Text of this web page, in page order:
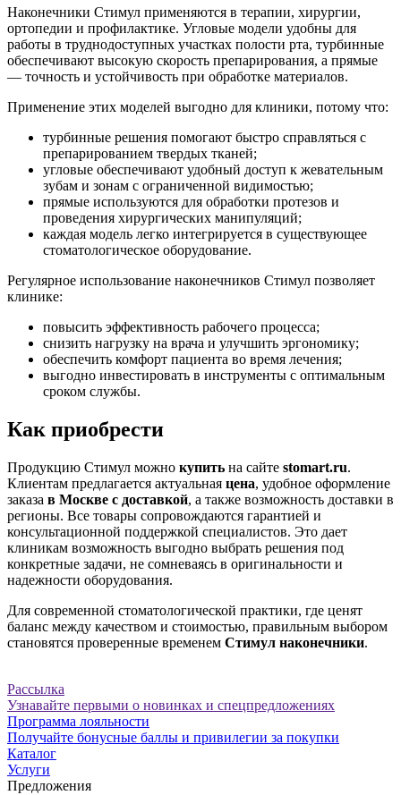
Наконечники Стимул применяются в терапии, хирургии,
ортопедии и профилактике. Угловые модели удобны для
работы в труднодоступных участках полости рта, турбинные
обеспечивают высокую скорость препарирования, а прямые
— точность и устойчивость при обработке материалов.
Применение этих моделей выгодно для клиники, потому что:
турбинные решения помогают быстро справляться с
препарированием твердых тканей;
угловые обеспечивают удобный доступ к жевательным
зубам и зонам с ограниченной видимостью;
прямые используются для обработки протезов и
проведения хирургических манипуляций;
каждая модель легко интегрируется в существующее
стоматологическое оборудование.
Регулярное использование наконечников Стимул позволяет
клинике:
повысить эффективность рабочего процесса;
снизить нагрузку на врача и улучшить эргономику;
обеспечить комфорт пациента во время лечения;
выгодно инвестировать в инструменты с оптимальным
сроком службы.
Как приобрести
Продукцию Стимул можно купить на сайте stomart.ru.
Клиентам предлагается актуальная цена, удобное оформление
заказа в Москве с доставкой, а также возможность доставки в
регионы. Все товары сопровождаются гарантией и
консультационной поддержкой специалистов. Это дает
клиникам возможность выгодно выбрать решения под
конкретные задачи, не сомневаясь в оригинальности и
надежности оборудования.
Для современной стоматологической практики, где ценят
баланс между качеством и стоимостью, правильным выбором
становятся проверенные временем Стимул наконечники.
Рассылка
Узнавайте первыми о новинках и спецпредложениях
Программа лояльности
Получайте бонусные баллы и привилегии за покупки
Каталог
Услуги
Предложения